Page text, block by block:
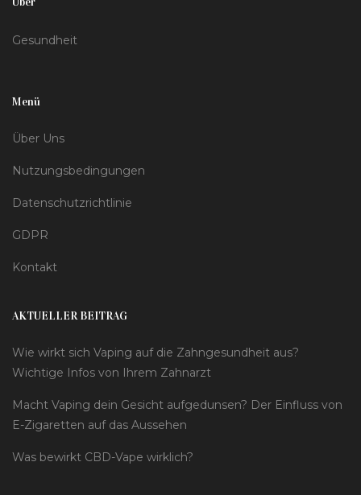
Gesundheit
Menü
Über Uns
Nutzungsbedingungen
Datenschutzrichtlinie
GDPR
Kontakt
AKTUELLER BEITRAG
Wie wirkt sich Vaping auf die Zahngesundheit aus?
Wichtige Infos von Ihrem Zahnarzt
Macht Vaping dein Gesicht aufgedunsen? Der Einfluss von
E-Zigaretten auf das Aussehen
Was bewirkt CBD-Vape wirklich?